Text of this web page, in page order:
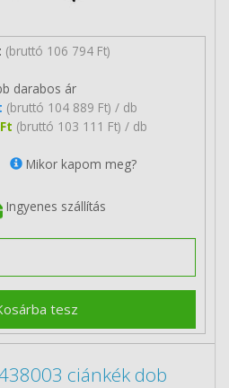
(bruttó 106 794 Ft)
darabos ár
(bruttó 104 889 Ft) / db
(bruttó 103 111 Ft) / db
Mikor kapom meg?
Ingyenes szállítás
tesz
ciánkék dob